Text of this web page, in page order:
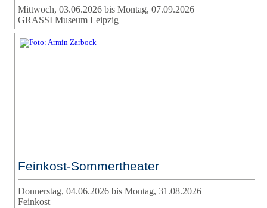
Mittwoch, 03.06.2026 bis Montag, 07.09.2026
GRASSI Museum Leipzig
Feinkost-Sommertheater
Donnerstag, 04.06.2026 bis Montag, 31.08.2026
Feinkost